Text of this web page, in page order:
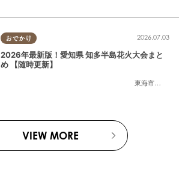
おでかけ
東海市大府市
2026.07.03
2026年最新版！愛知県 知多半島花火大会まと
め 【随時更新】
VIEW MORE